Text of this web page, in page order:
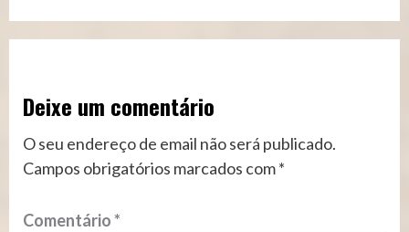
Deixe um comentário
O seu endereço de email não será publicado.
Campos obrigatórios marcados com*
Comentário*